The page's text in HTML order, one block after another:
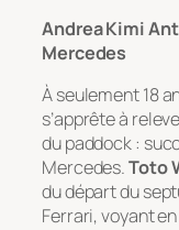
Andrea Kimi
Mercedes
À seulement 18
s’apprête à
du paddock :
Mercedes.Toto
du départ du
Ferrari, voyant